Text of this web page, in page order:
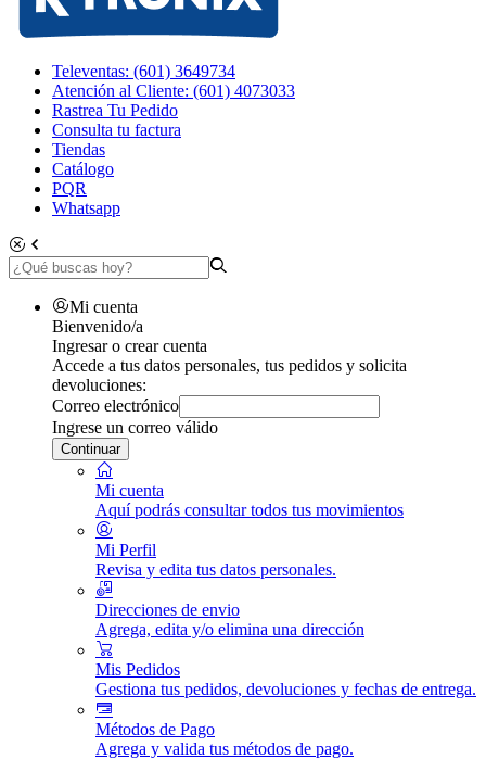
Televentas: (601) 3649734
Atención al Cliente: (601) 4073033
Rastrea Tu Pedido
Consulta tu factura
Tiendas
Catálogo
PQR
Whatsapp
Mi cuenta
Bienvenido/a
Ingresar o crear cuenta
Accede a tus datos personales, tus pedidos y solicita
devoluciones:
Correo electrónico
Ingrese un correo válido
Continuar
Mi cuenta
Aquí podrás consultar todos tus movimientos
Mi Perfil
Revisa y edita tus datos personales.
Direcciones de envio
Agrega, edita y/o elimina una dirección
Mis Pedidos
Gestiona tus pedidos, devoluciones y fechas de entrega.
Métodos de Pago
Agrega y valida tus métodos de pago.